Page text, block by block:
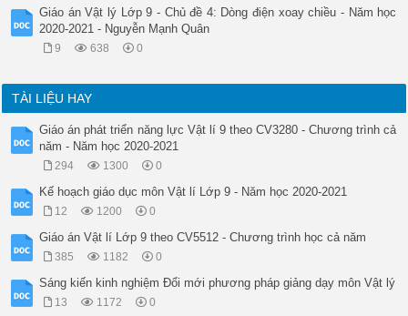
Giáo án Vật lý Lớp 9 - Chủ đề 4: Dòng điện xoay chiều - Năm học
2020-2021 - Nguyễn Mạnh Quân
9 638 0
TÀI LIỆU HAY
Giáo án phát triển năng lực Vật lí 9 theo CV3280 - Chương trình cả
năm - Năm học 2020-2021
294 1300 0
Kế hoạch giáo dục môn Vật lí Lớp 9 - Năm học 2020-2021
12 1200 0
Giáo án Vật lí Lớp 9 theo CV5512 - Chương trình học cả năm
385 1182 0
Sáng kiến kinh nghiệm Đổi mới phương pháp giảng dạy môn Vật lý
13 1172 0